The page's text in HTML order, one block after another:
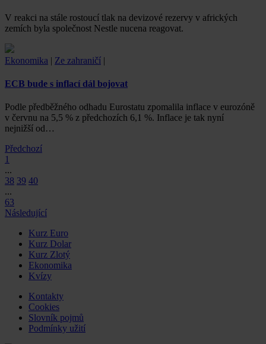
V reakci na stále rostoucí tlak na devizové rezervy v afrických
zemích byla společnost Nestle nucena reagovat.
Ekonomika | Ze zahraničí |
ECB bude s inflací dál bojovat
Podle předběžného odhadu Eurostatu zpomalila inflace v eurozóně
v červnu na 5,5 % z předchozích 6,1 %. Inflace je tak nyní
nejnižší od…
Předchozí
1
...
38 39 40
...
63
Následující
Kurz Euro
Kurz Dolar
Kurz Zlotý
Ekonomika
Kvízy
Kontakty
Cookies
Slovník pojmů
Podmínky užití